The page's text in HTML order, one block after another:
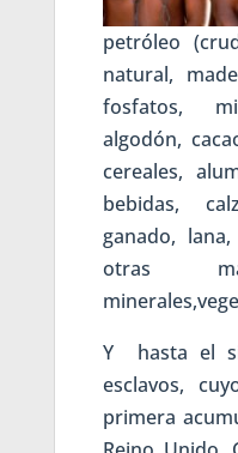
petróleo
natural,
fosfatos,
algodón,
cereales,
bebidas,
ganado,
otras
Y hasta el
esclavos,
primera